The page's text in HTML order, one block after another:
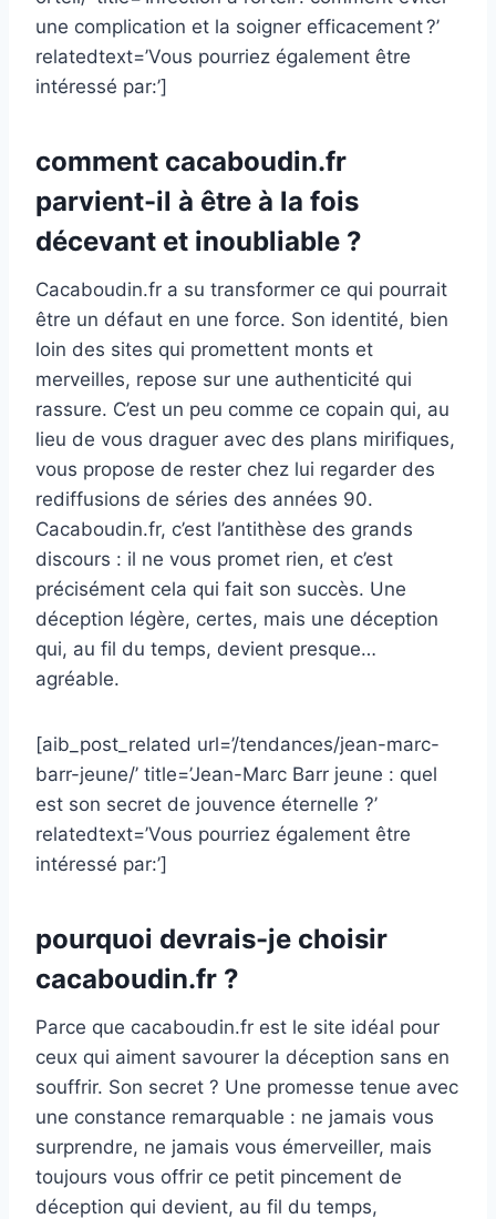
une complication et la soigner efficacement ?’
relatedtext=’Vous pourriez également être
intéressé par:’]
comment cacaboudin.fr
parvient-il à être à la fois
décevant et inoubliable ?
Cacaboudin.fr a su transformer ce qui pourrait
être un défaut en une force. Son identité, bien
loin des sites qui promettent monts et
merveilles, repose sur une authenticité qui
rassure. C’est un peu comme ce copain qui, au
lieu de vous draguer avec des plans mirifiques,
vous propose de rester chez lui regarder des
rediffusions de séries des années 90.
Cacaboudin.fr, c’est l’antithèse des grands
discours : il ne vous promet rien, et c’est
précisément cela qui fait son succès. Une
déception légère, certes, mais une déception
qui, au fil du temps, devient presque…
agréable.
[aib_post_related url=’/tendances/jean-marc-
barr-jeune/’ title=’Jean-Marc Barr jeune : quel
est son secret de jouvence éternelle ?’
relatedtext=’Vous pourriez également être
intéressé par:’]
pourquoi devrais-je choisir
cacaboudin.fr ?
Parce que cacaboudin.fr est le site idéal pour
ceux qui aiment savourer la déception sans en
souffrir. Son secret ? Une promesse tenue avec
une constance remarquable : ne jamais vous
surprendre, ne jamais vous émerveiller, mais
toujours vous offrir ce petit pincement de
déception qui devient, au fil du temps,